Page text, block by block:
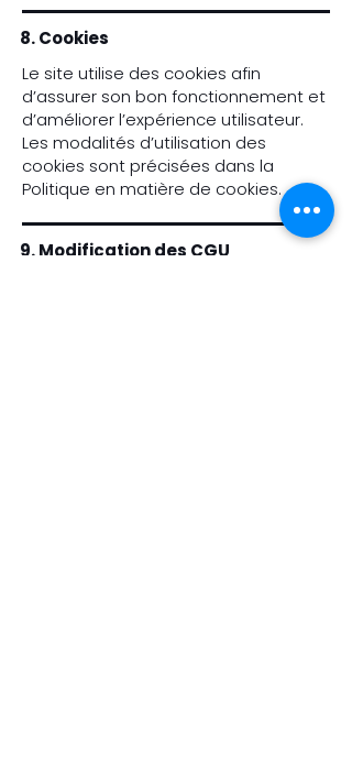
8. Cookies
Le site utilise des cookies afin
d’assurer son bon fonctionnement et
d’améliorer l’expérience utilisateur.
Les modalités d’utilisation des
cookies sont précisées dans la
Politique en matière de cookies.
9. Modification des CGU